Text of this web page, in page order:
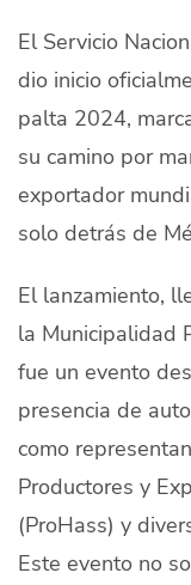
Quiénes
Productores
Mercados
El Servicio
dio inicio
palta 2024,
su camino por
exportador
solo detrás de
El lanzamiento,
la Municipalidad
fue un evento
presencia de
como
Productores y
(ProHass) y
Este evento no